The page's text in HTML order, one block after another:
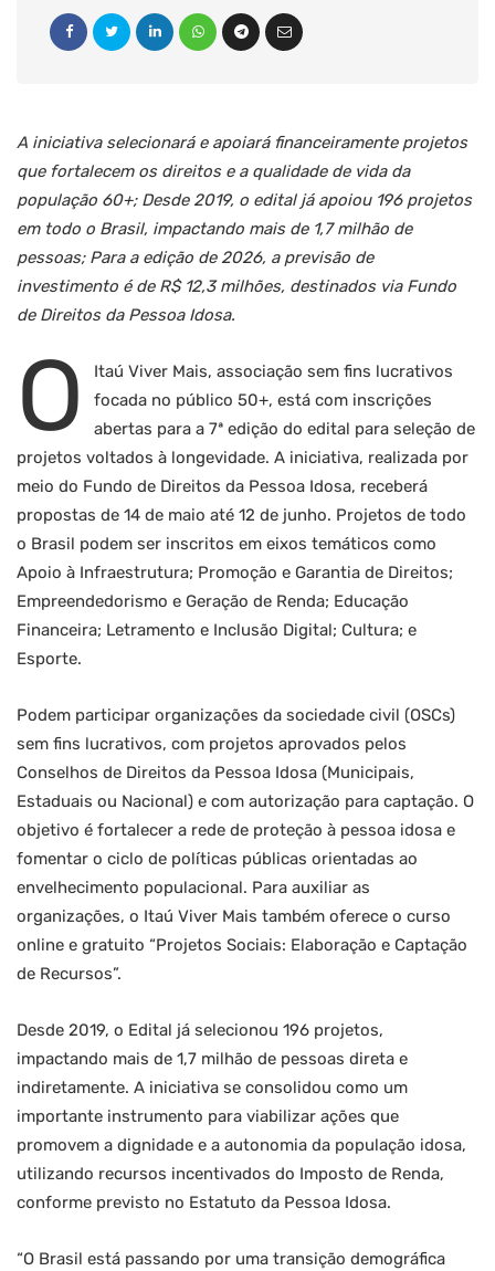
A iniciativa selecionará e apoiará financeiramente projetos
que fortalecem os direitos e a qualidade de vida da
população 60+; Desde 2019, o edital já apoiou 196 projetos
em todo o Brasil, impactando mais de 1,7 milhão de
pessoas; Para a edição de 2026, a previsão de
investimento é de R$ 12,3 milhões, destinados via Fundo
de Direitos da Pessoa Idosa.
O
Itaú Viver Mais, associação sem fins lucrativos
focada no público 50+, está com inscrições
abertas para a 7ª edição do edital para seleção de
projetos voltados à longevidade. A iniciativa, realizada por
meio do Fundo de Direitos da Pessoa Idosa, receberá
propostas de 14 de maio até 12 de junho. Projetos de todo
o Brasil podem ser inscritos em eixos temáticos como
Apoio à Infraestrutura; Promoção e Garantia de Direitos;
Empreendedorismo e Geração de Renda; Educação
Financeira; Letramento e Inclusão Digital; Cultura; e
Esporte.
Podem participar organizações da sociedade civil (OSCs)
sem fins lucrativos, com projetos aprovados pelos
Conselhos de Direitos da Pessoa Idosa (Municipais,
Estaduais ou Nacional) e com autorização para captação. O
objetivo é fortalecer a rede de proteção à pessoa idosa e
fomentar o ciclo de políticas públicas orientadas ao
envelhecimento populacional. Para auxiliar as
organizações, o Itaú Viver Mais também oferece o curso
online e gratuito “Projetos Sociais: Elaboração e Captação
de Recursos”.
Desde 2019, o Edital já selecionou 196 projetos,
impactando mais de 1,7 milhão de pessoas direta e
indiretamente. A iniciativa se consolidou como um
importante instrumento para viabilizar ações que
promovem a dignidade e a autonomia da população idosa,
utilizando recursos incentivados do Imposto de Renda,
conforme previsto no Estatuto da Pessoa Idosa.
“O Brasil está passando por uma transição demográfica